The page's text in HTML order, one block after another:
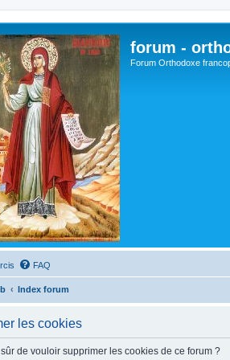
forum -
Forum Orthodoxe
FAQ
Index forum
les cookies
sûr de vouloir supprimer les cookies de ce forum ?